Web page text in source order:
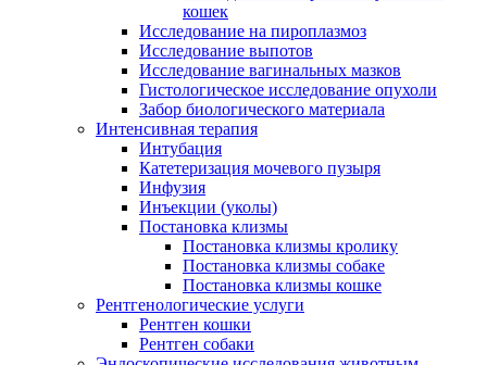
кошек
Исследование на пироплазмоз
Исследование выпотов
Исследование вагинальных мазков
Гистологическое исследование опухоли
Забор биологического материала
Интенсивная терапия
Интубация
Катетеризация мочевого пузыря
Инфузия
Инъекции (уколы)
Постановка клизмы
Постановка клизмы кролику
Постановка клизмы собаке
Постановка клизмы кошке
Рентгенологические услуги
Рентген кошки
Рентген собаки